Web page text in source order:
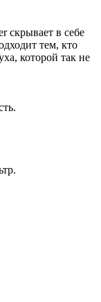
скрывает в себе
тем, кто
которой так не